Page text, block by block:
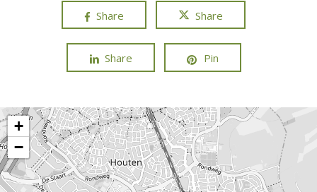
Share Share
Share Pin
+
−